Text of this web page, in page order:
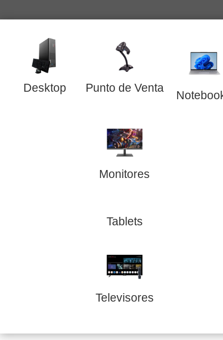
Desktop Punto de Venta
Monitores
Tablets
Televisores